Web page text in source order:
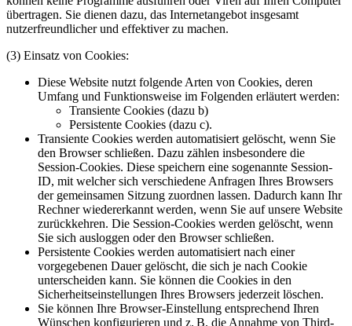
übertragen. Sie dienen dazu, das Internetangebot insgesamt
nutzerfreundlicher und effektiver zu machen.
(3) Einsatz von Cookies:
Diese Website nutzt folgende Arten von Cookies, deren
Umfang und Funktionsweise im Folgenden erläutert werden:
Transiente Cookies (dazu b)
Persistente Cookies (dazu c).
Transiente Cookies werden automatisiert gelöscht, wenn Sie
den Browser schließen. Dazu zählen insbesondere die
Session-Cookies. Diese speichern eine sogenannte Session-
ID, mit welcher sich verschiedene Anfragen Ihres Browsers
der gemeinsamen Sitzung zuordnen lassen. Dadurch kann Ihr
Rechner wiedererkannt werden, wenn Sie auf unsere Website
zurückkehren. Die Session-Cookies werden gelöscht, wenn
Sie sich ausloggen oder den Browser schließen.
Persistente Cookies werden automatisiert nach einer
vorgegebenen Dauer gelöscht, die sich je nach Cookie
unterscheiden kann. Sie können die Cookies in den
Sicherheitseinstellungen Ihres Browsers jederzeit löschen.
Sie können Ihre Browser-Einstellung entsprechend Ihren
Wünschen konfigurieren und z. B. die Annahme von Third-